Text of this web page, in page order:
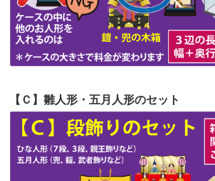
第52回人形供養祭令和4年5月17
第51回人形供養祭令和4年4月18
第50回人形供養祭令和4年3月15
第49回人形供養祭令和4年1月17日(
第48回人形供養祭令和3年12月3
第47回人形供養祭 令和3年10月11
【Ｃ】雛人形・五月人形のセット